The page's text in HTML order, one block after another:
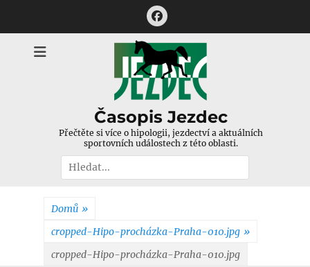
Facebook
Časopis Jezdec
Přečtěte si více o hipologii, jezdectví a aktuálních
sportovních událostech z této oblasti.
Hledat:
Domů »
cropped-Hipo-procházka-Praha-010.jpg »
cropped-Hipo-procházka-Praha-010.jpg